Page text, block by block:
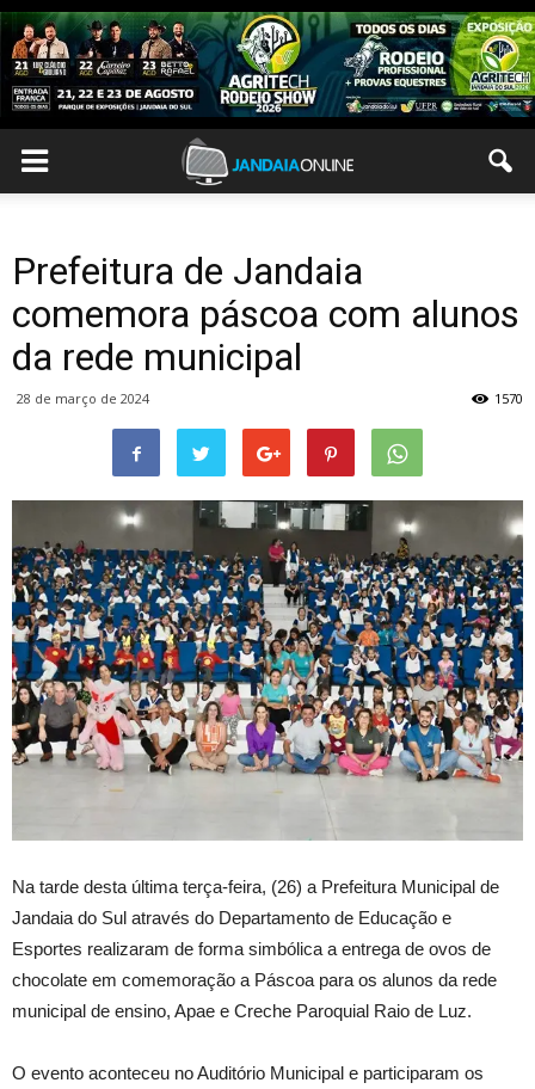
Prefeitura de Jandaia
comemora páscoa com alunos
da rede municipal
28 de março de 2024 1570
Na tarde desta última terça-feira, (26) a Prefeitura Municipal de
Jandaia do Sul através do Departamento de Educação e
Esportes realizaram de forma simbólica a entrega de ovos de
chocolate em comemoração a Páscoa para os alunos da rede
municipal de ensino, Apae e Creche Paroquial Raio de Luz.
O evento aconteceu no Auditório Municipal e participaram os